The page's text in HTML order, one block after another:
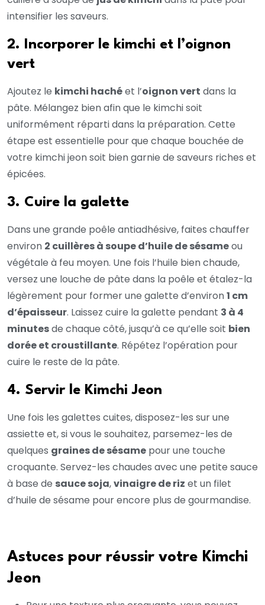
intensifier les saveurs.
2. Incorporer le kimchi et l’oignon
vert
Ajoutez le kimchi hachéet l’oignon vert dans la
pâte. Mélangez bien afin que le kimchi soit
uniformément réparti dans la préparation. Cette
étape est essentielle pour que chaque bouchée de
votre kimchi jeon soit bien garnie de saveurs riches et
épicées.
3. Cuire la galette
Dans une grande poêle antiadhésive, faites chauffer
environ 2 cuillères à soupe d’huile de sésameou
végétale à feu moyen. Une fois l’huile bien chaude,
versez une louche de pâte dans la poêle et étalez-la
légèrement pour former une galette d’environ1 cm
d’épaisseur. Laissez cuire la galette pendant 3 à 4
minutesde chaque côté, jusqu’à ce qu’elle soit bien
dorée et croustillante. Répétez l’opération pour
cuire le reste de la pâte.
4. Servir le Kimchi Jeon
Une fois les galettes cuites, disposez-les sur une
assiette et, si vous le souhaitez, parsemez-les de
quelques graines de sésame pour une touche
croquante. Servez-les chaudes avec une petite sauce
à base de sauce soja,vinaigre de riz et un filet
d’huile de sésame pour encore plus de gourmandise.
Astuces pour réussir votre Kimchi
Jeon